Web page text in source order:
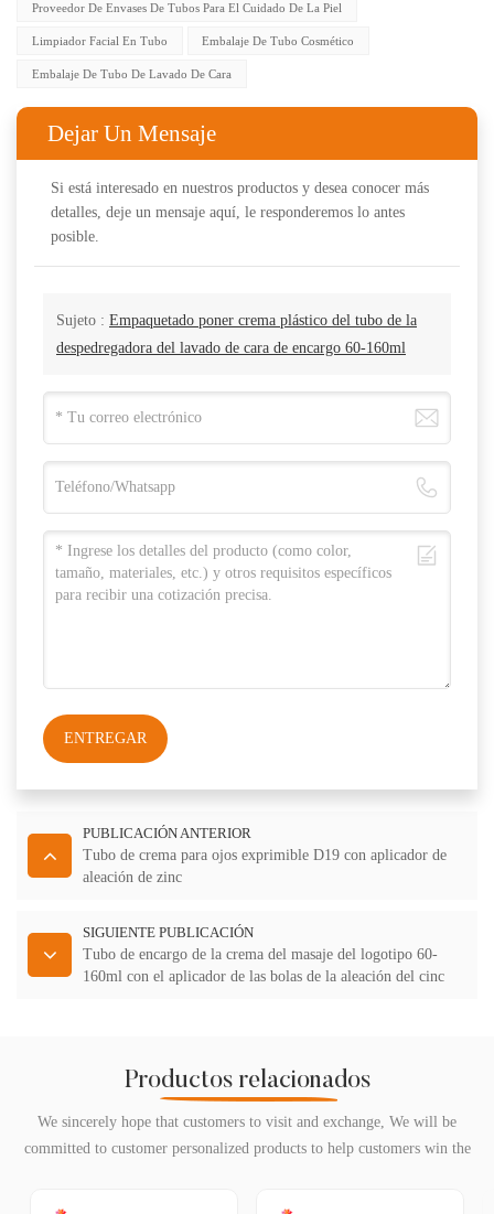
Proveedor De Envases De Tubos Para El Cuidado De La Piel
Limpiador Facial En Tubo Embalaje De Tubo Cosmético
Embalaje De Tubo De Lavado De Cara
Dejar Un Mensaje
Si está interesado en nuestros productos y desea conocer más
detalles, deje un mensaje aquí, le responderemos lo antes
posible.
Sujeto : Empaquetado poner crema plástico del tubo de la
despedregadora del lavado de cara de encargo 60-160ml
ENTREGAR
PUBLICACIÓN ANTERIOR
Tubo de crema para ojos exprimible D19 con aplicador de
aleación de zinc
SIGUIENTE PUBLICACIÓN
Tubo de encargo de la crema del masaje del logotipo 60-
160ml con el aplicador de las bolas de la aleación del cinc
Productos relacionados
We sincerely hope that customers to visit and exchange, We will be
committed to customer personalized products to help customers win the